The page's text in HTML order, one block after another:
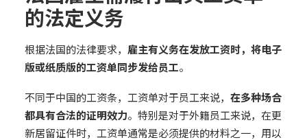
的法定义务
根据法国的法律要求， 雇主有义务在发放工资时，将电子
版或纸质版的工资单同步发给员工。
不同于中国的工资条，工资单对于员工来说， 在多种场合
都具有合法的证明效力。特别是对于外籍员工来说，在更
新居留证件时，工资单通常是必须提供的材料之一，用以